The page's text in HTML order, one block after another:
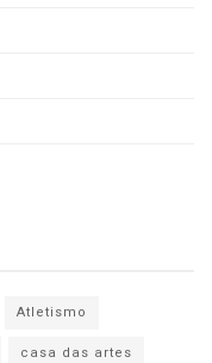
Atletismo
casa das artes